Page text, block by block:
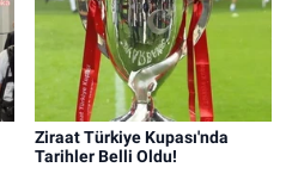
Ziraat Türkiye Kupası'nda
Tarihler Belli Oldu!